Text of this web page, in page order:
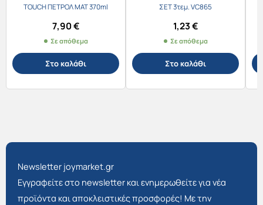
TOUCH ΠΕΤΡΟΛ ΜΑΤ 370ml
7,90€
Σε απόθεμα
Στο καλάθι
ΣΕΤ 3τεμ. VC865
1,23€
Σε απόθεμα
Στο καλάθι
Newsletter joymarket.gr
Εγγραφείτε στο newsletter και ενημερωθείτε για νέα
προϊόντα και αποκλειστικές προσφορές! Με την